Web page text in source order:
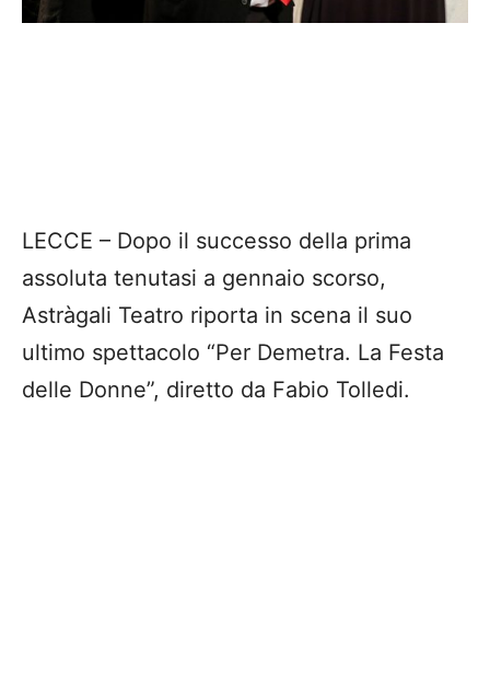
LECCE – Dopo il successo della prima
assoluta tenutasi a gennaio scorso,
Astràgali Teatro riporta in scena il suo
ultimo spettacolo “Per Demetra. La Festa
delle Donne”, diretto da Fabio Tolledi.